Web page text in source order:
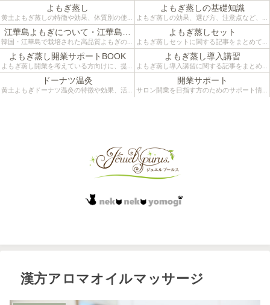
よもぎ蒸し
黄土よもぎ蒸しの特徴や効果、体質別の使い
方などをご紹介するカテゴリーです。
よもぎ蒸しの基礎知識
よもぎ蒸しの効果、選び方、注意点など、は
じめての方にも分かりやすく解説していま
す。施術者目線のリアルな情報をお届けして
います。
江華島よもぎについて・江華島ツ
アー
韓国・江華島で栽培された高品質よもぎの魅
力と、よもぎ蒸しへの活用法をまとめたカテ
ゴリーです。
よもぎ蒸しセット
よもぎ蒸しセットに関する記事をまとめてい
ます。江華島よもぎと黄土椅子を組み合わせ
た本格仕様。自宅温活やサロン導入にも役立
つ活用法をご紹介。
よもぎ蒸し開業サポートBOOK
よもぎ蒸し開業を考えている方向けに、提案
術・接客・カウンセリングなど実践的な知識
をまとめたサポートBOOKのカテゴリーで
す。
よもぎ蒸し導入講習
よもぎ蒸し導入講習に関する記事をまとめて
います。開業準備や施術導入を検討中の方に
向けて、椅子や薬草の選び方、空間づくりや
接客の工夫、導入事例をご紹介します。
ドーナツ温灸
黄土よもぎドーナツ温灸の特徴や効果、活用
開業サポート
サロン開業を目指す方のためのサポート情報
漢方アロマオイルマッサージ